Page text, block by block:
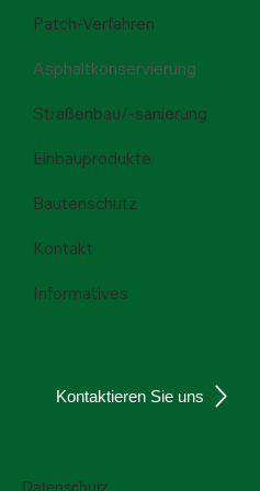
Patch-Verfahren
Asphaltkonservierung
Straßenbau/-sanierung
Einbauprodukte
Bautenschutz
Kontakt
Informatives
Kontaktieren Sie uns
Datenschutz